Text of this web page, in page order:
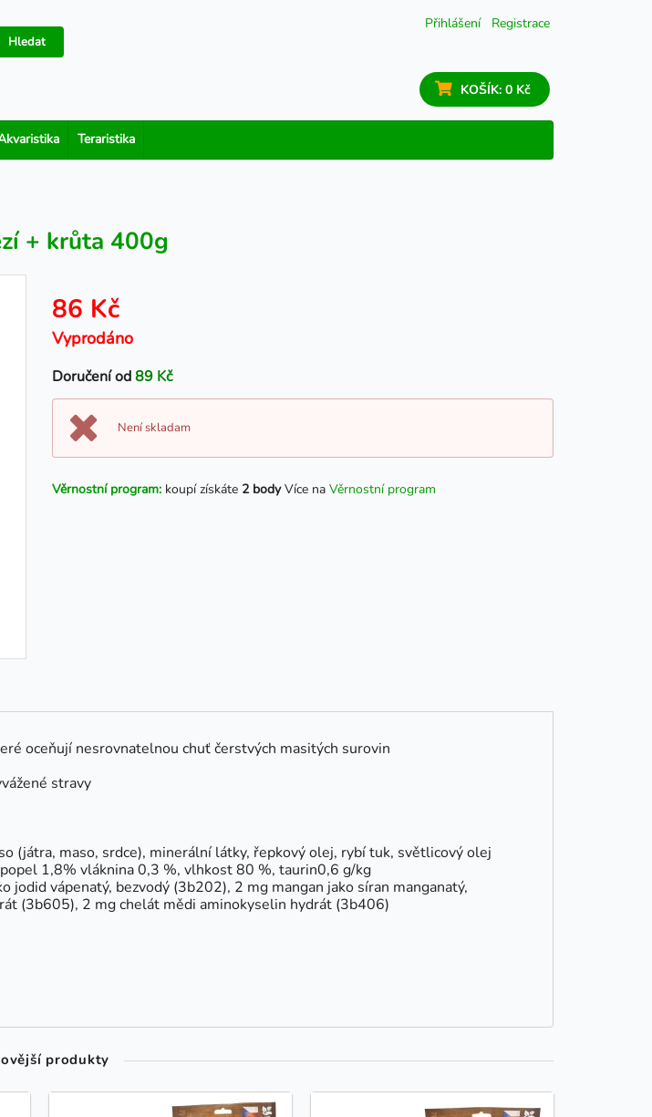
Přihlášení Registrace
Hledat
KOŠÍK: 0 Kč
Teraristika
+ krůta 400g
86 Kč
Vyprodáno
Doručení od89 Kč
Není skladam
Věrnostní program: koupí získáte 2 bodyVíce na Věrnostní program
oceňují nesrovnatelnou chuť čerstvých masitých surovin
stravy
(játra, maso, srdce), minerální látky, řepkový olej, rybí tuk, světlicový olej
1,8% vláknina 0,3 %, vlhkost 80 %, taurin0,6 g/kg
vápenatý, bezvodý (3b202), 2 mg mangan jako síran manganatý,
(3b605), 2 mg chelát mědi aminokyselin hydrát (3b406)
produkty